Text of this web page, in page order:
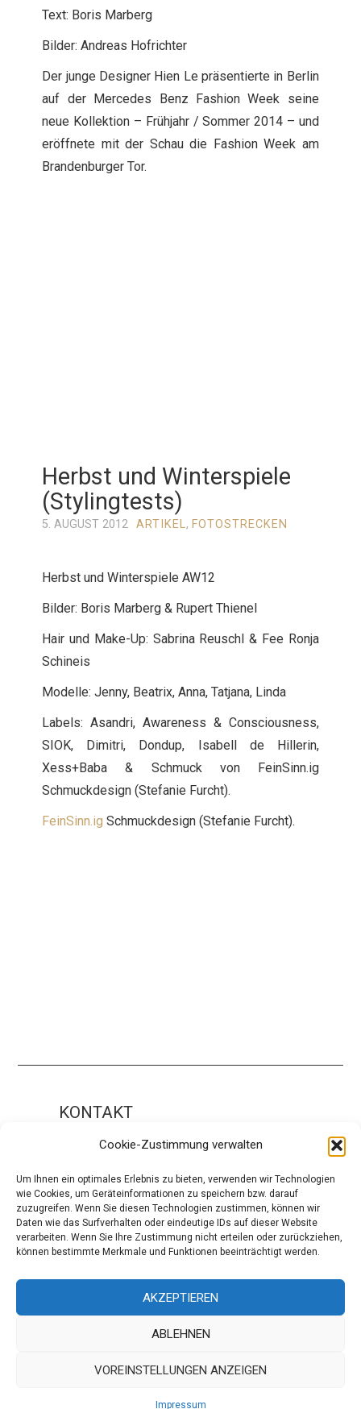
Cookie-Zustimmung verwalten
Um Ihnen ein optimales Erlebnis zu bieten, verwenden wir Technologien
wie Cookies, um Geräteinformationen zu speichern bzw. darauf
zuzugreifen. Wenn Sie diesen Technologien zustimmen, können wir
Daten wie das Surfverhalten oder eindeutige IDs auf dieser Website
verarbeiten. Wenn Sie Ihre Zustimmung nicht erteilen oder zurückziehen,
können bestimmte Merkmale und Funktionen beeinträchtigt werden.
AKZEPTIEREN
ABLEHNEN
VOREINSTELLUNGEN ANZEIGEN
Impressum
Text: Boris Marberg
Bilder: Andreas Hofrichter
Der junge Designer Hien Le präsentierte in Berlin
auf der Mercedes Benz Fashion Week seine
neue Kollektion – Frühjahr / Sommer 2014 – und
eröffnete mit der Schau die Fashion Week am
Brandenburger Tor.
Herbst und Winterspiele
(Stylingtests)
5. AUGUST 2012 ARTIKEL, FOTOSTRECKEN
Herbst und Winterspiele AW12
Bilder: Boris Marberg & Rupert Thienel
Hair und Make-Up: Sabrina Reuschl & Fee Ronja
Schineis
Modelle: Jenny, Beatrix, Anna, Tatjana, Linda
Labels: Asandri, Awareness & Consciousness,
SIOK, Dimitri, Dondup, Isabell de Hillerin,
Xess+Baba & Schmuck von FeinSinn.ig
Schmuckdesign (Stefanie Furcht).
FeinSinn.ig Schmuckdesign (Stefanie Furcht).
KONTAKT
Impressum
ÜBER UNS
Die Redaktion
Über modaCYCLE
Instagram
© 2026 MODACYCLE. ALL RIGHTS RESERVED.